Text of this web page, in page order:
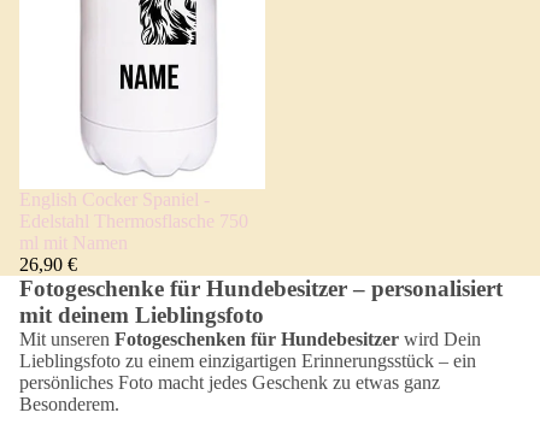
English Cocker Spaniel -
Edelstahl Thermosflasche 750
ml mit Namen
26,90 €
Fotogeschenke für Hundebesitzer – personalisiert
mit deinem Lieblingsfoto
Mit unseren Fotogeschenken für Hundebesitzer wird Dein
Lieblingsfoto zu einem einzigartigen Erinnerungsstück – ein
persönliches Foto macht jedes Geschenk zu etwas ganz
Besonderem.